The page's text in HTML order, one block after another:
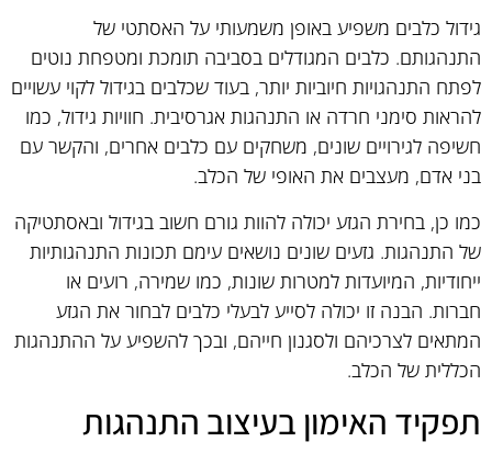
גידול כלבים משפיע באופן משמעותי על האסתטי של
התנהגותם. כלבים המגודלים בסביבה תומכת ומטפחת נוטים
לפתח התנהגויות חיוביות יותר, בעוד שכלבים בגידול לקוי עשויים
להראות סימני חרדה או התנהגות אגרסיבית. חוויות גידול, כמו
חשיפה לגירויים שונים, משחקים עם כלבים אחרים, והקשר עם
בני אדם, מעצבים את האופי של הכלב.
כמו כן, בחירת הגזע יכולה להוות גורם חשוב בגידול ובאסתטיקה
של התנהגות. גזעים שונים נושאים עימם תכונות התנהגותיות
ייחודיות, המיועדות למטרות שונות, כמו שמירה, רועים או
חברות. הבנה זו יכולה לסייע לבעלי כלבים לבחור את הגזע
המתאים לצרכיהם ולסגנון חייהם, ובכך להשפיע על ההתנהגות
הכללית של הכלב.
תפקיד האימון בעיצוב התנהגות